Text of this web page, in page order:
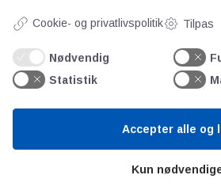
Videncentre
Teknologisk Institut
Bitva
Cookie- og privatlivspolitik Tilpas
Nødvendig
Statistik
Kun
Accepter alle og